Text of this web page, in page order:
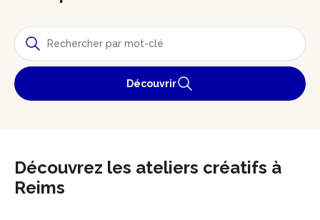
Découvrir
Découvrez les ateliers créatifs à
Reims